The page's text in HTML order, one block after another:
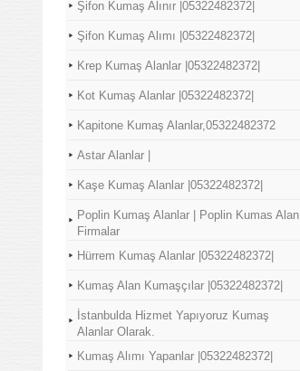
Şifon Kumaş Alınır |05322482372|
Şifon Kumaş Alımı |05322482372|
Krep Kumaş Alanlar |05322482372|
Kot Kumaş Alanlar |05322482372|
Kapitone Kumaş Alanlar,05322482372
Astar Alanlar |
Kaşe Kumaş Alanlar |05322482372|
Poplin Kumaş Alanlar | Poplin Kumas Alan
Firmalar
Hürrem Kumaş Alanlar |05322482372|
Kumaş Alan Kumaşçılar |05322482372|
İstanbulda Hizmet Yapıyoruz Kumaş
Alanlar Olarak.
Kumaş Alımı Yapanlar |05322482372|